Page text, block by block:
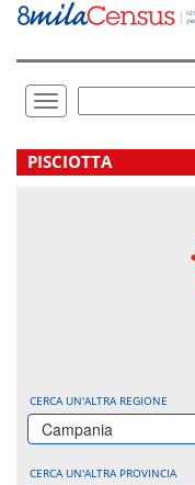
Vai
direttamente
Toggle
navigation
.
PISCIOTTA
CERCA UN'ALTRA REGIONE
Campania
CERCA UN'ALTRA PROVINCIA